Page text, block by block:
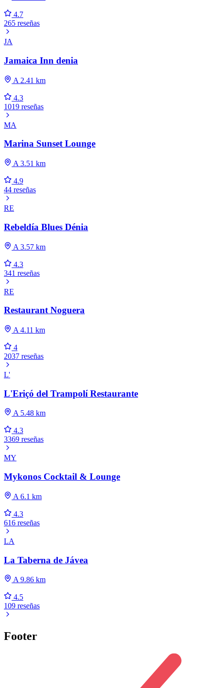
4.7
265 reseñas
JA
Jamaica Inn denia
A 2.41 km
4.3
1019 reseñas
MA
Marina Sunset Lounge
A 3.51 km
4.9
44 reseñas
RE
Rebeldía Blues Dénia
A 3.57 km
4.3
341 reseñas
RE
Restaurant Noguera
A 4.11 km
4
2037 reseñas
L'
L'Eriçó del Trampolí Restaurante
A 5.48 km
4.3
3369 reseñas
MY
Mykonos Cocktail & Lounge
A 6.1 km
4.3
616 reseñas
LA
La Taberna de Jávea
A 9.86 km
4.5
109 reseñas
Footer